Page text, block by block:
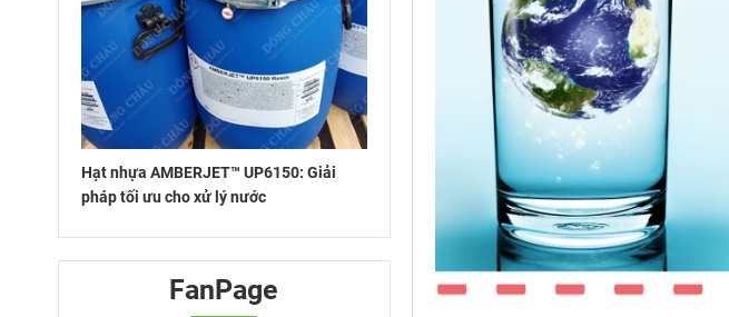
Hạt nhựa AMBERJET™ UP6150: Giải
pháp tối ưu cho xử lý nước
FanPage